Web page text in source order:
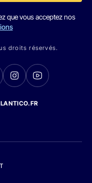
que vous acceptez nos
droits réservés.